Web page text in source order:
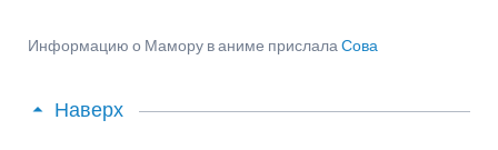
Информацию о Мамору в аниме прислалаСова
Наверх